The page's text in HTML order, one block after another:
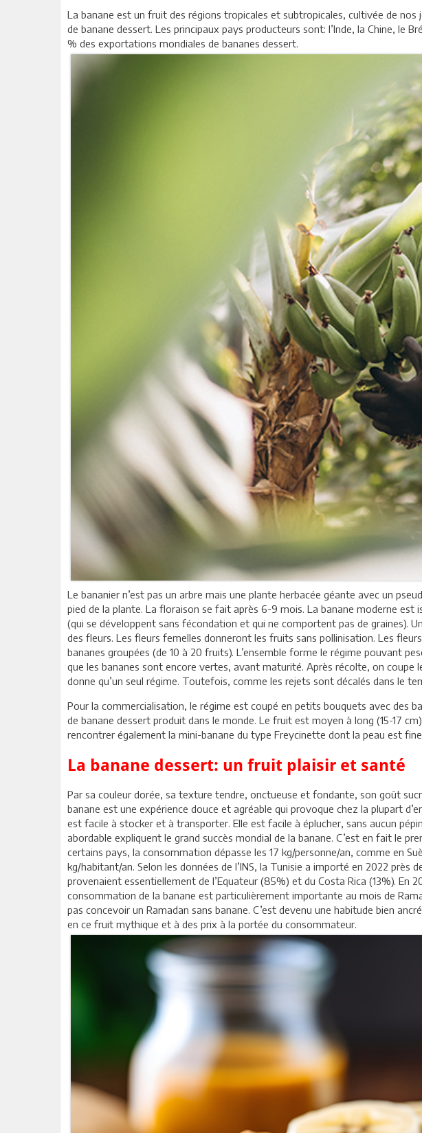
La banane est un fruit des régions tropicales et subtropicales, cultivée de
de banane dessert. Les principaux pays producteurs sont: l’Inde, la Chine, le
% des exportations mondiales de bananes dessert.
Le bananier n’est pas un arbre mais une plante herbacée géante avec un
pied de la plante. La floraison se fait après 6-9 mois. La banane moderne est
(qui se développent sans fécondation et qui ne comportent pas de graines).
des fleurs. Les fleurs femelles donneront les fruits sans pollinisation. Les
bananes groupées (de 10 à 20 fruits). L’ensemble forme le régime pouvant
que les bananes sont encore vertes, avant maturité. Après récolte, on coupe
donne qu’un seul régime. Toutefois, comme les rejets sont décalés dans le
Pour la commercialisation, le régime est coupé en petits bouquets avec des
de banane dessert produit dans le monde. Le fruit est moyen à long (15-17
rencontrer également la mini-banane du type Freycinette dont la peau est
La banane dessert: un fruit plaisir et santé
Par sa couleur dorée, sa texture tendre, onctueuse et fondante, son goût
banane est une expérience douce et agréable qui provoque chez la plupart
est facile à stocker et à transporter. Elle est facile à éplucher, sans aucun
abordable expliquent le grand succès mondial de la banane. C’est en fait le
certains pays, la consommation dépasse les 17 kg/personne/an, comme en
kg/habitant/an. Selon les données de l’INS, la Tunisie a importé en 2022
provenaient essentiellement de l’Equateur (85%) et du Costa Rica (13%).
consommation de la banane est particulièrement importante au mois de
pas concevoir un Ramadan sans banane. C’est devenu une habitude bien
en ce fruit mythique et à des prix à la portée du consommateur.